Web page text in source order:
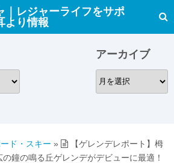
｜レジャーライフをサポ
より情報
アーカイブ
ア
ー
ブ
ド・スキー »
【ゲレンデレポート】栂
鐘の鳴る丘ゲレンデがデビューに最適！